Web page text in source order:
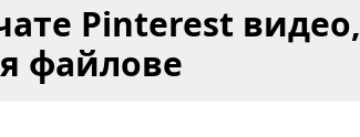
Pinterest видео,
файлове